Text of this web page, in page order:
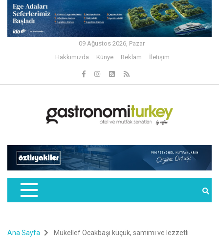
09 Ağustos 2026, Pazar
Hakkımızda
Künye Reklam İletişim
Ana Sayfa Mükellef Ocakbaşı küçük, samimi ve lezzetli